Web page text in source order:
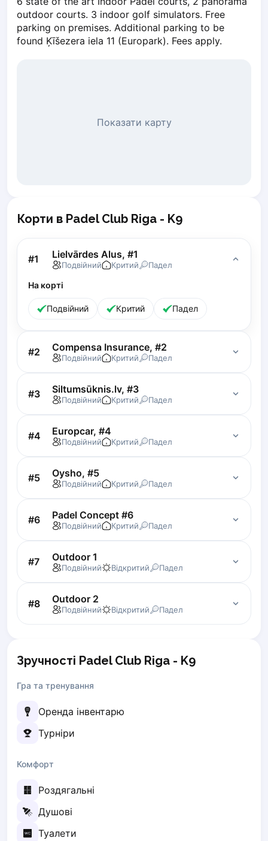
Nowy Sącz
Olsztyn
Opole
Piaseczno
Turbia
Warsaw
Wroclaw
Zabrze
Zielona Gora
Bucharest
Alicante
Cherkasy
Chernivtsi
Dnipro
Ivano-Frankivsk
Kharkiv
Khmelnytskyi
Kryvyi Rih
Kyiv
Sumy
Uzhhorod
Vinnytsia
Zaporizhzhia
Українська Cities
Kutaisi
Budapest
Arlamow
Bialystok
Bolesławiec
Chojnice
Czestochowa
outdoor courts. 3 indoor golf simulators. Free
parking on premises. Additional parking to be
found Ķīšezera iela 11 (Europark). Fees apply.
Показати карту
Корти в Padel Club Riga - K9
#1 Lielvārdes Alus, #1
Подвійний Критий Падел
На корті
Подвійний Критий Падел
#2 Compensa Insurance, #2
Подвійний Критий Падел
#3 Siltumsūknis.lv, #3
Подвійний Критий Падел
#4 Europcar, #4
Подвійний Критий Падел
#5 Oysho, #5
Подвійний Критий Падел
#6 Padel Concept #6
Подвійний Критий Падел
#7 Outdoor 1
Подвійний Відкритий Падел
#8 Outdoor 2
Подвійний Відкритий Падел
Зручності Padel Club Riga - K9
Гра та тренування
Оренда інвентарю
Турніри
Комфорт
Роздягальні
Душові
Туалети